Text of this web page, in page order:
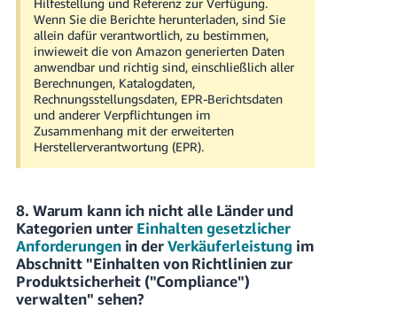
Hilfestellung und Referenz zur Verfügung.
Wenn Sie die Berichte herunterladen, sind Sie
allein dafür verantwortlich, zu bestimmen,
inwieweit die von Amazon generierten Daten
anwendbar und richtig sind, einschließlich aller
Berechnungen, Katalogdaten,
Rechnungsstellungsdaten, EPR-Berichtsdaten
und anderer Verpflichtungen im
Zusammenhang mit der erweiterten
Herstellerverantwortung (EPR).
8. Warum kann ich nicht alle Länder und
Kategorien unter Einhalten gesetzlicher
Anforderungenin derVerkäuferleistung im
Abschnitt "Einhalten von Richtlinien zur
Produktsicherheit ("Compliance")
verwalten" sehen?